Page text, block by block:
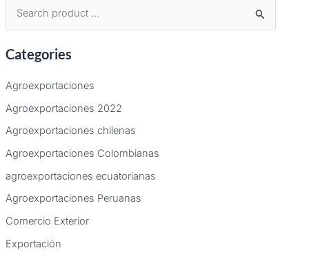
s
r
p
o
r
:
Categories
Agroexportaciones
Agroexportaciones 2022
Agroexportaciones chilenas
Agroexportaciones Colombianas
agroexportaciones ecuatorianas
Agroexportaciones Peruanas
Comercio Exterior
Exportación